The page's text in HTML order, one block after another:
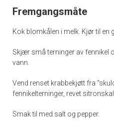
Fremgangsmåte
Kok blomkålen i melk. Kjør til en
Skjær små terninger av fennikel
vann.
Vend renset krabbekjøtt fra
fennikelterninger, revet
Smak til med salt og pepper.